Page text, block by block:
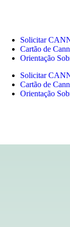
Solicitar
Cartão de
Orientação
Solicitar
Cartão de
Orientação